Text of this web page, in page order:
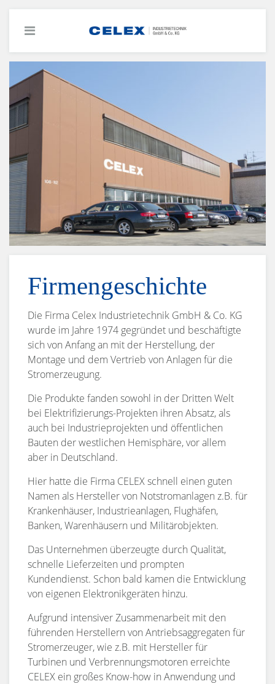
Firmengeschichte
Die Firma Celex Industrietechnik GmbH & Co. KG
wurde im Jahre 1974 gegründet und beschäftigte
sich von Anfang an mit der Herstellung, der
Montage und dem Vertrieb von Anlagen für die
Stromerzeugung.
Die Produkte fanden sowohl in der Dritten Welt
bei Elektrifizierungs-Projekten ihren Absatz, als
auch bei Industrieprojekten und öffentlichen
Bauten der westlichen Hemisphäre, vor allem
aber in Deutschland.
Hier hatte die Firma CELEX schnell einen guten
Namen als Hersteller von Notstromanlagen z.B. für
Krankenhäuser, Industrieanlagen, Flughäfen,
Banken, Warenhäusern und Militärobjekten.
Das Unternehmen überzeugte durch Qualität,
schnelle Lieferzeiten und prompten
Kundendienst. Schon bald kamen die Entwicklung
von eigenen Elektronikgeräten hinzu.
Aufgrund intensiver Zusammenarbeit mit den
führenden Herstellern von Antriebsaggregaten für
Stromerzeuger, wie z.B. mit Hersteller für
Turbinen und Verbrennungsmotoren erreichte
CELEX ein großes Know-how in Anwendung und